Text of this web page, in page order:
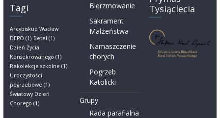
Tagi
Arcybiskup Wacław
DEPO (1) Betel (1)
Dzień Życia
Konsekrowanego (1)
Rekolekcje szkolne (1)
Uroczystości
pogrzebowe (1)
Światowy Dzień
Chorego (1)
Bierzmowanie
Sakrament
Małżeństwa
Namaszczenie
chorych
Pogrzeb
Katolicki
Grupy
Rada parafialna
Tysiąclecia